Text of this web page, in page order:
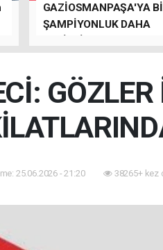
GAZİOSMANPAŞA'YA
ŞAMPİYONLUK DAHA
25.06.2026 - 21:20 38265+ kez